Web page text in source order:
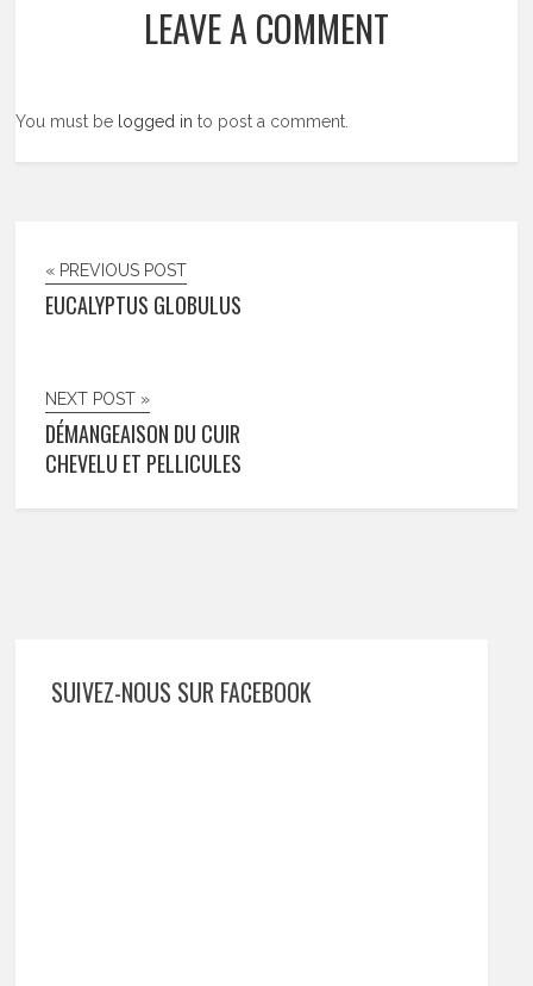
LEAVE A COMMENT
You must be logged in to post a comment.
« PREVIOUS POST
EUCALYPTUS GLOBULUS
NEXT POST »
DÉMANGEAISON DU CUIR
CHEVELU ET PELLICULES
SUIVEZ-NOUS SUR FACEBOOK